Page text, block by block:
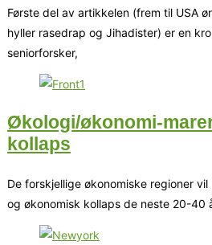
Første del av artikkelen (frem til USA
hyller rasedrap og Jihadister) er en
seniorforsker,
Økologi/økonomi-
kollaps
De forskjellige økonomiske regioner
og økonomisk kollaps de neste 20-40